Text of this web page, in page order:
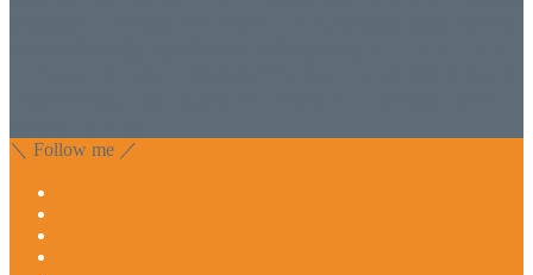
＼ Follow me ／